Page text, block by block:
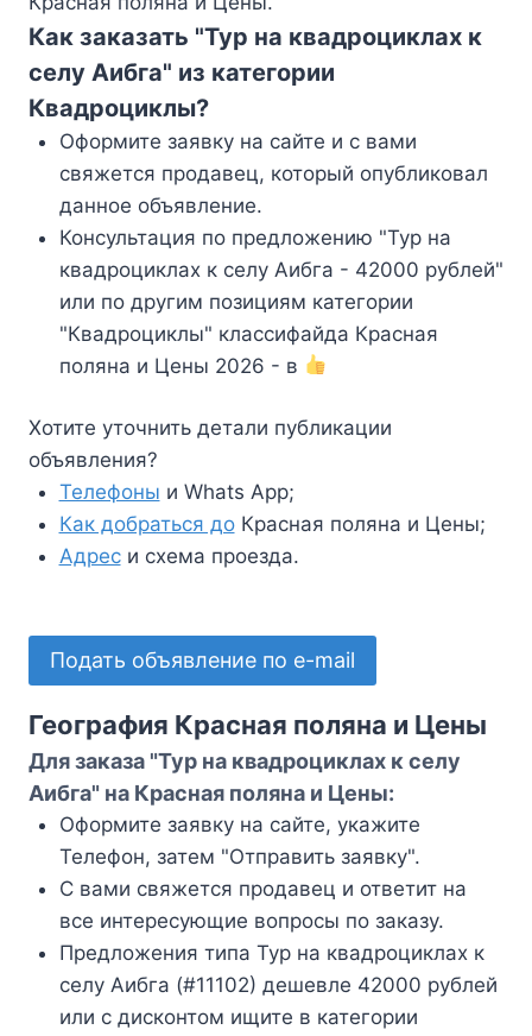
Как заказать "Тур на квадроциклах к
селу Аибга" из категории
Квадроциклы?
Оформите заявку на сайте и с вами
свяжется продавец, который опубликовал
данное объявление.
Консультация по предложению "Тур на
квадроциклах к селу Аибга - 42000 рублей"
или по другим позициям категории
"Квадроциклы" классифайда Красная
поляна и Цены 2026 - в
Хотите уточнить детали публикации
объявления?
Телефоны и Whats App;
Как добраться доКрасная поляна и Цены;
Адреси схема проезда.
Подать объявление по e-mail
География Красная поляна и Цены
Для заказа "Тур на квадроциклах к селу
Аибга" на Красная поляна и Цены:
Оформите заявку на сайте, укажите
Телефон, затем "Отправить заявку".
С вами свяжется продавец и ответит на
все интересующие вопросы по заказу.
Предложения типа Тур на квадроциклах к
селу Аибга (#11102) дешевле 42000 рублей
или с дисконтом ищите в категории